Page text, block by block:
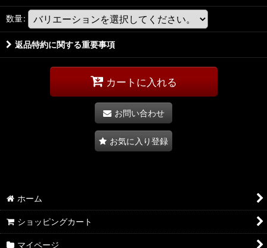
数量:
返品特約に関する重要事項
カートに入れる
お問い合わせ
お気に入り登録
ホーム
ショッピングカート
マイページ